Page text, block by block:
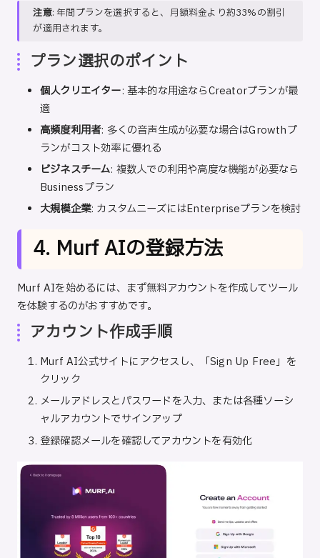
注意: 年間プランを選択すると、月額料金より約33%の割引
が適用されます。
プラン選択のポイント
個人クリエイター: 基本的な用途ならCreatorプランが最
適
高頻度利用者: 多くの音声生成が必要な場合はGrowthプ
ランがコスト効率に優れる
ビジネスチーム: 複数人での利用や高度な機能が必要なら
Businessプラン
大規模企業: カスタムニーズにはEnterpriseプランを検討
4. Murf AIの登録方法
Murf AIを始めるには、まず無料アカウントを作成してツール
を体験するのがおすすめです。
アカウント作成手順
Murf AI公式サイトにアクセスし、「Sign Up Free」を
クリック
メールアドレスとパスワードを入力、または各種ソーシ
ャルアカウントでサインアップ
登録確認メールを確認してアカウントを有効化